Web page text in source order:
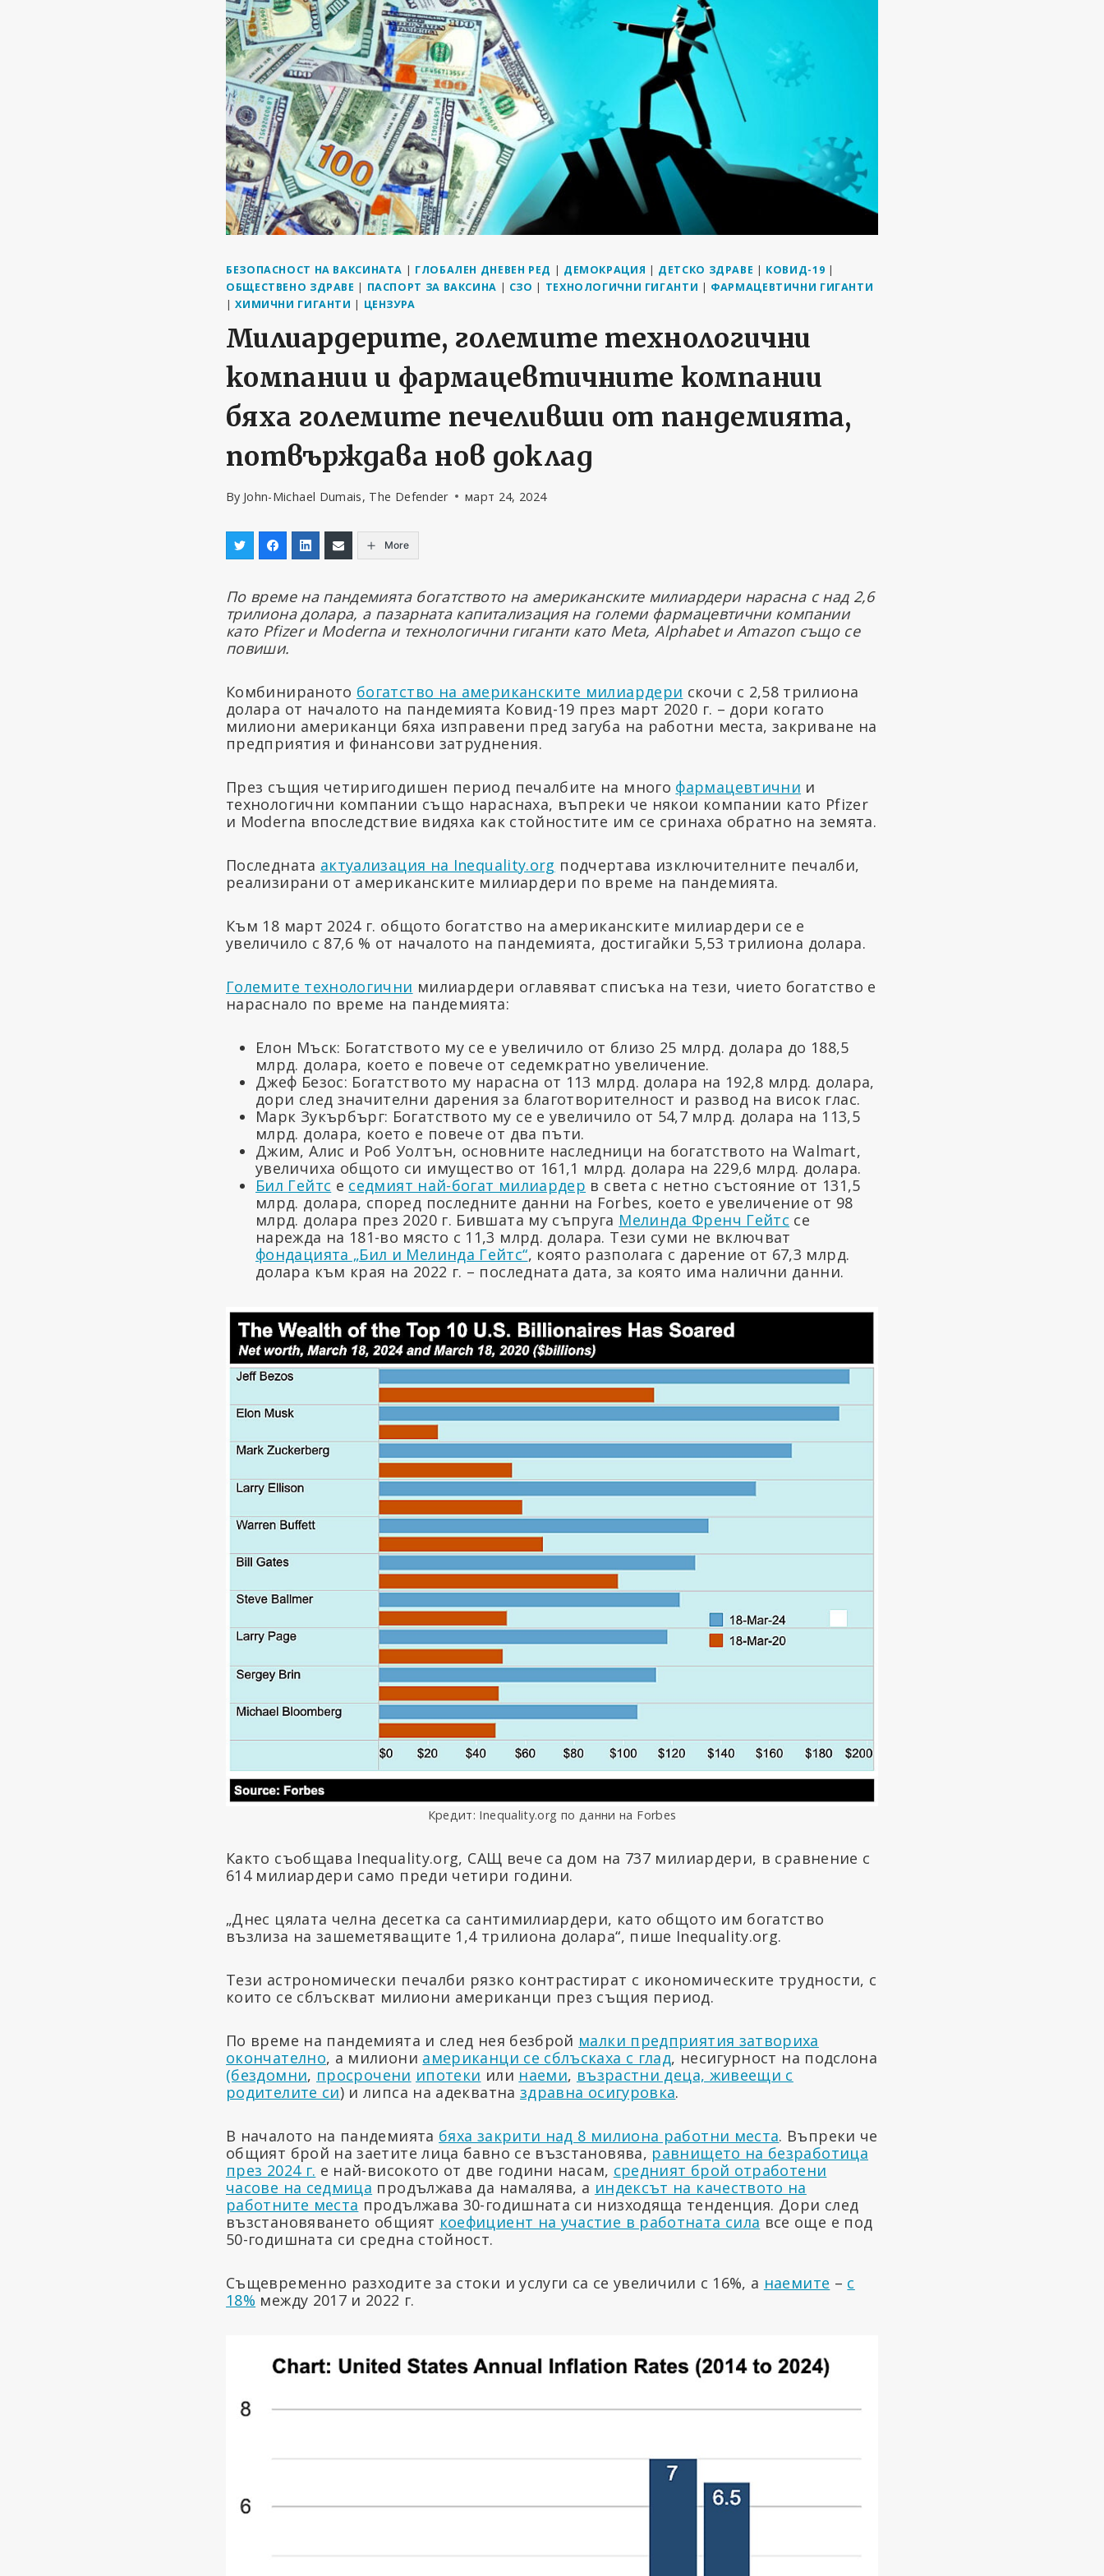
БЕЗОПАСНОСТ НА ВАКСИНАТА | ГЛОБАЛЕН ДНЕВЕН РЕД | ДЕМОКРАЦИЯ | ДЕТСКО ЗДРАВЕ | КОВИД-19 |
ОБЩЕСТВЕНО ЗДРАВЕ | ПАСПОРТ ЗА ВАКСИНА | СЗО | ТЕХНОЛОГИЧНИ ГИГАНТИ | ФАРМАЦЕВТИЧНИ ГИГАНТИ
|ХИМИЧНИ ГИГАНТИ | ЦЕНЗУРА
Милиардерите, големите технологични
компании и фармацевтичните компании
бяха големите печеливши от пандемията,
потвърждава нов доклад
By John-Michael Dumais, The Defender март 24, 2024
More
По време на пандемията богатството на американските милиардери нарасна с над 2,6
трилиона долара, а пазарната капитализация на големи фармацевтични компании
като Pfizer и Moderna и технологични гиганти като Meta, Alphabet и Amazon също се
повиши.
Комбинираното богатство на американските милиардери скочи с 2,58 трилиона
долара от началото на пандемията Ковид-19 през март 2020 г. – дори когато
милиони американци бяха изправени пред загуба на работни места, закриване на
предприятия и финансови затруднения.
През същия четиригодишен период печалбите на много фармацевтични и
технологични компании също нараснаха, въпреки че някои компании като Pfizer
и Moderna впоследствие видяха как стойностите им се сринаха обратно на земята.
Последната актуализация на Inequality.org подчертава изключителните печалби,
реализирани от американските милиардери по време на пандемията.
Към 18 март 2024 г. общото богатство на американските милиардери се е
увеличило с 87,6 % от началото на пандемията, достигайки 5,53 трилиона долара.
Големите технологични милиардери оглавяват списъка на тези, чието богатство е
нараснало по време на пандемията:
Елон Мъск: Богатството му се е увеличило от близо 25 млрд. долара до 188,5
млрд. долара, което е повече от седемкратно увеличение.
Джеф Безос: Богатството му нарасна от 113 млрд. долара на 192,8 млрд. долара,
дори след значителни дарения за благотворителност и развод на висок глас.
Марк Зукърбърг: Богатството му се е увеличило от 54,7 млрд. долара на 113,5
млрд. долара, което е повече от два пъти.
Джим, Алис и Роб Уолтън, основните наследници на богатството на Walmart,
увеличиха общото си имущество от 161,1 млрд. долара на 229,6 млрд. долара.
Бил Гейтс е седмият най-богат милиардер в света с нетно състояние от 131,5
млрд. долара, според последните данни на Forbes, което е увеличение от 98
млрд. долара през 2020 г. Бившата му съпруга Мелинда Френч Гейтс се
нарежда на 181-во място с 11,3 млрд. долара. Тези суми не включват
фондацията „Бил и Мелинда Гейтс“, която разполага с дарение от 67,3 млрд.
долара към края на 2022 г. – последната дата, за която има налични данни.
Кредит: Inequality.org по данни на Forbes
Както съобщава Inequality.org, САЩ вече са дом на 737 милиардери, в сравнение с
614 милиардери само преди четири години.
„Днес цялата челна десетка са сантимилиардери, като общото им богатство
възлиза на зашеметяващите 1,4 трилиона долара“, пише Inequality.org.
Тези астрономически печалби рязко контрастират с икономическите трудности, с
които се сблъскват милиони американци през същия период.
По време на пандемията и след нея безброй малки предприятия затвориха
окончателно, а милиони американци се сблъскаха с глад, несигурност на подслона
(бездомни, просрочени ипотеки или наеми, възрастни деца, живеещи с
родителите си) и липса на адекватна здравна осигуровка.
В началото на пандемията бяха закрити над 8 милиона работни места. Въпреки че
общият брой на заетите лица бавно се възстановява, равнището на безработица
през 2024 г. е най-високото от две години насам, средният брой отработени
часове на седмица продължава да намалява, а индексът на качеството на
работните места продължава 30-годишната си низходяща тенденция. Дори след
възстановяването общият коефициент на участие в работната сила все още е под
50-годишната си средна стойност.
Същевременно разходите за стоки и услуги са се увеличили с 16%, а наемите – с
18% между 2017 и 2022 г.